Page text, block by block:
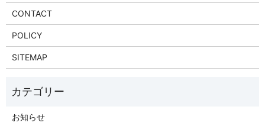
CONTACT
POLICY
SITEMAP
お知らせ